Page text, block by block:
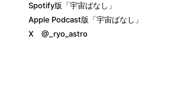
Spotify版「宇宙ばなし」
Apple Podcast版「宇宙ばなし」
X @_ryo_astro